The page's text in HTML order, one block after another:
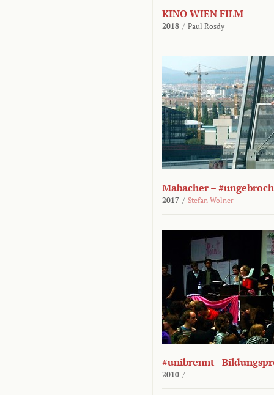
KINO WIEN FILM
2018 / Paul Rosdy
Mabacher –
2017 / Stefan Wolner
#unibrennt -
2010 /